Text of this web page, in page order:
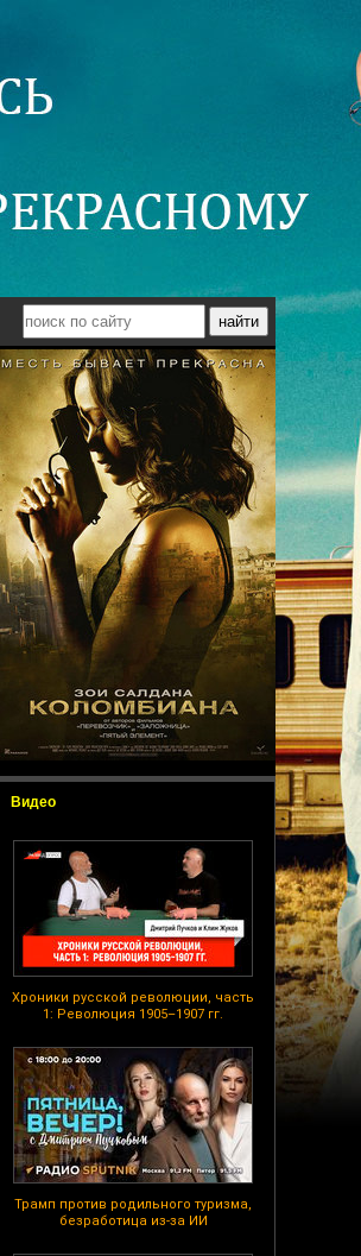
Видео
Хроники русской революции, часть
1: Революция 1905–1907 гг.
Трамп против родильного туризма,
безработица из-за ИИ